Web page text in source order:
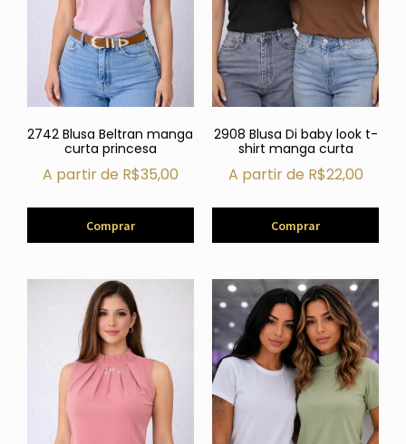
2742 Blusa Beltran manga
curta princesa
A partir de R$35,00
Comprar
2908 Blusa Di baby look t-
shirt manga curta
A partir de R$22,00
Comprar